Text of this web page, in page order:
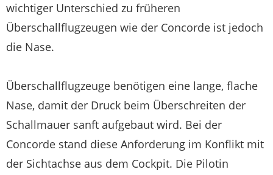
wichtiger Unterschied zu früheren
Überschallflugzeugen wie der Concorde ist jedoch
die Nase.
Überschallflugzeuge benötigen eine lange, flache
Nase, damit der Druck beim Überschreiten der
Schallmauer sanft aufgebaut wird. Bei der
Concorde stand diese Anforderung im Konflikt mit
der Sichtachse aus dem Cockpit. Die Pilotin